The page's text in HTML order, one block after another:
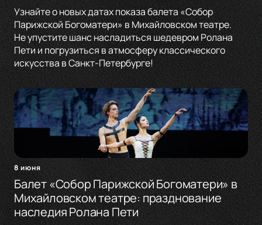
Узнайте о новых датах показа балета «Собор
Парижской Богоматери» в Михайловском театре.
Не упустите шанс насладиться шедевром Ролана
Пети и погрузиться в атмосферу классического
искусства в Санкт-Петербурге!
8 июня
Балет «Собор Парижской Богоматери» в
Михайловском театре: празднование
наследия Ролана Пети